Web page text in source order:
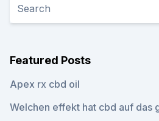
Featured Posts
Apex rx cbd oil
Welchen effekt hat cbd auf das